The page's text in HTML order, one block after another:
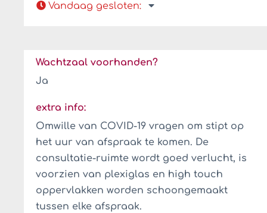
Vandaag gesloten:
Wachtzaal voorhanden?
Ja
extra info:
Omwille van COVID-19 vragen om stipt op
het uur van afspraak te komen. De
consultatie-ruimte wordt goed verlucht, is
voorzien van plexiglas en high touch
oppervlakken worden schoongemaakt
tussen elke afspraak.